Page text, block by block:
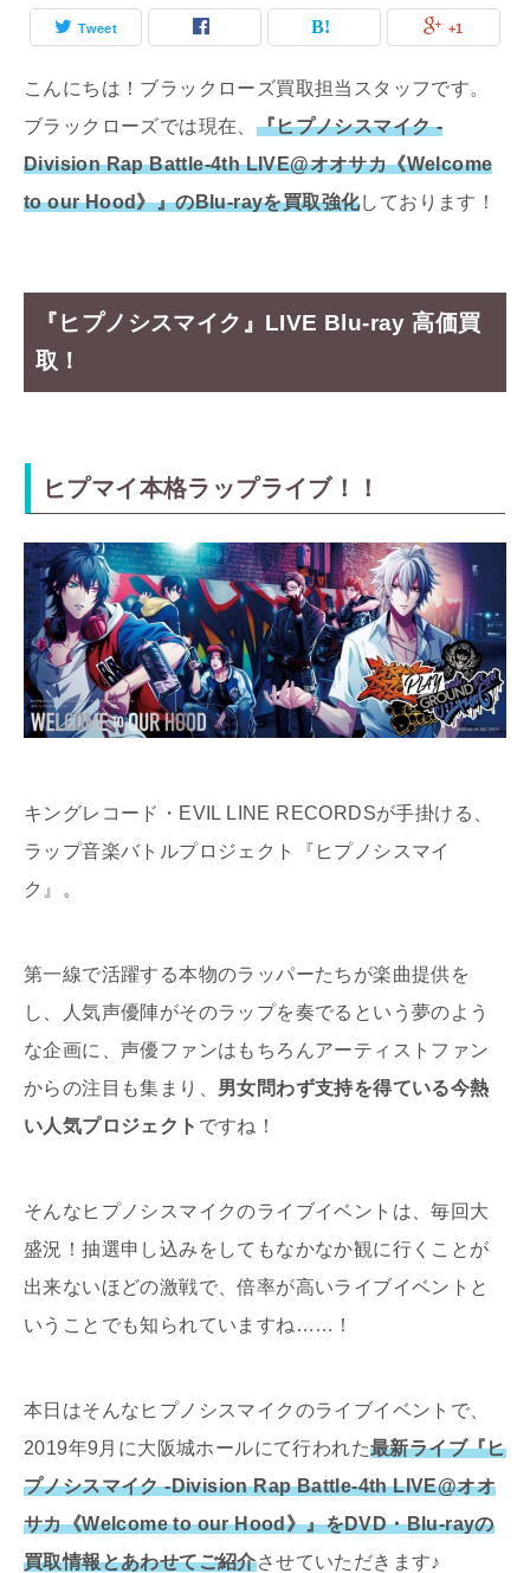
Tweet +1
こんにちは！ブラックローズ買取担当スタッフです。
ブラックローズでは現在、 『ヒプノシスマイク -
Division Rap Battle-4th LIVE@オオサカ《Welcome
to our Hood》』のBlu-rayを買取強化しております！
『ヒプノシスマイク』LIVE Blu-ray 高価買
取！
ヒプマイ本格ラップライブ！！
キングレコード・EVIL LINE RECORDSが手掛ける、
ラップ音楽バトルプロジェクト『ヒプノシスマイ
ク』。
第一線で活躍する本物のラッパーたちが楽曲提供を
し、人気声優陣がそのラップを奏でるという夢のよう
な企画に、声優ファンはもちろんアーティストファン
からの注目も集まり、 男女問わず支持を得ている今熱
い人気プロジェクト ですね！
そんなヒプノシスマイクのライブイベントは、毎回大
盛況！抽選申し込みをしてもなかなか観に行くことが
出来ないほどの激戦で、倍率が高いライブイベントと
いうことでも知られていますね……！
本日はそんなヒプノシスマイクのライブイベントで、
2019年9月に大阪城ホールにて行われた最新ライブ『ヒ
プノシスマイク -Division Rap Battle-4th LIVE@オオ
サカ《Welcome to our Hood》』をDVD・Blu-rayの
買取情報とあわせてご紹介させていただきます♪